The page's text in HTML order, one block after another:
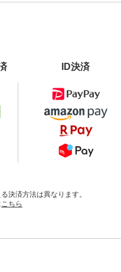
ID決済
決済方法は異なります。
こちら